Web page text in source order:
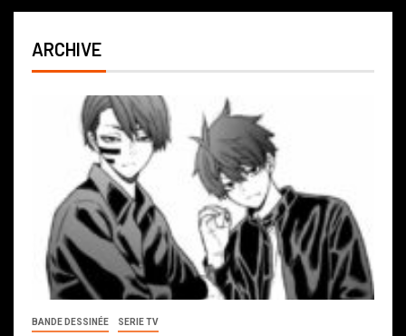
ARCHIVE
BANDE DESSINÉE SERIE TV